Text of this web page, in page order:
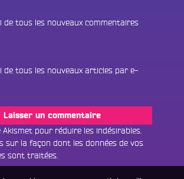
de tous les nouveaux commentaires
de tous les nouveaux articles par e-
Akismet pour réduire les indésirables.
sur la façon dont les données de vos
sont traitées.
le direct